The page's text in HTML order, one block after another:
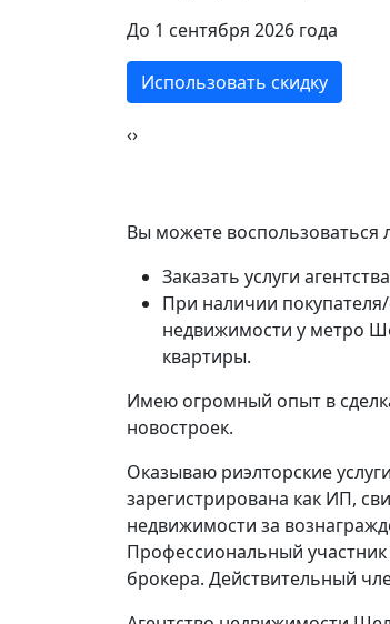
До 1 сентября 2026 года
Использовать скидку
‹›
Вы можете воспользоваться
Заказать услуги
При наличии
недвижимости у метро
квартиры.
Имею огромный опыт в
новостроек.
Оказываю риэлторские
зарегистрирована как ИП,
недвижимости за
Профессиональный
брокера. Действительный